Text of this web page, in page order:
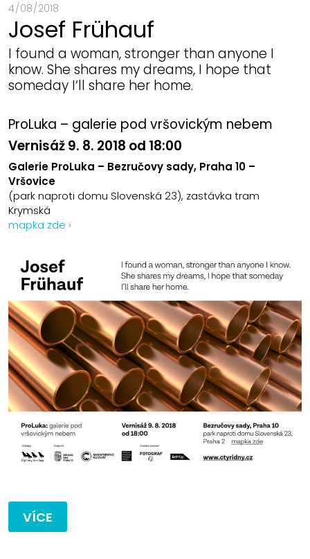
4 / 08 / 2018
Josef Frühauf
I found a woman, stronger than anyone I
know. She shares my dreams, I hope that
someday I‘ll share her home.
ProLuka – galerie pod vršovickým nebem
Vernisáž 9. 8. 2018 od 18:00
Galerie ProLuka – Bezručovy sady, Praha 10 –
Vršovice
(park naproti domu Slovenská 23), zastávka tram
Krymská
mapka zde ›
VÍCE